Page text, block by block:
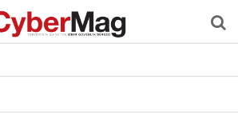
Dergi Editörden
Sizden Gelenler
İletişim